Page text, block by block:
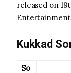
released on
Kukkad
So